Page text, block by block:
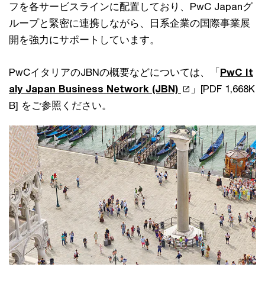
フを各サービスラインに配置しており、PwC Japanグ
ループと緊密に連携しながら、日系企業の国際事業展
開を強力にサポートしています。
PwCイタリアのJBNの概要などについては、「 PwC It
aly Japan Business Network (JBN)
」[PDF 1,668K
B] をご参照ください。